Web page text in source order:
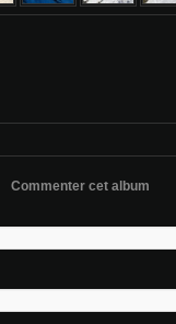
Commenter cet album